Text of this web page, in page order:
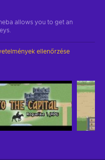
allows you to get an
ellenőrzése